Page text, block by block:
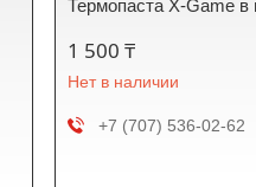
Термопаста X-Game в
1 500 ₸
Нет в наличии
+7 (707) 536-02-62